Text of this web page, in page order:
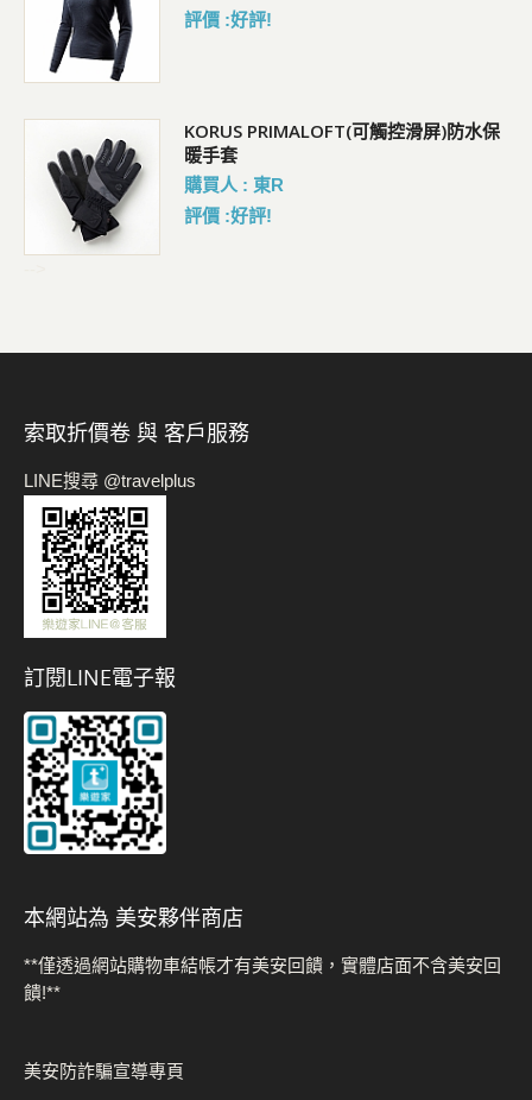
評價 :好評!
KORUS PRIMALOFT(可觸控滑屏)防水保
暖手套
購買人 : 東R
評價 :好評!
索取折價卷 與 客戶服務
LINE搜尋 @travelplus
訂閱LINE電子報
本網站為 美安夥伴商店
**僅透過網站購物車結帳才有美安回饋，實體店面不含美安回
饋!**
美安防詐騙宣導專頁